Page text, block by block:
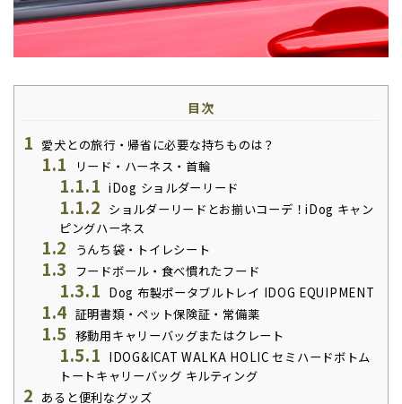
目次
1 愛犬との旅行・帰省に必要な持ちものは？
1.1 リード・ハーネス・首輪
1.1.1 iDog ショルダーリード
1.1.2 ショルダーリードとお揃いコーデ！iDog キャン
ピングハーネス
1.2 うんち袋・トイレシート
1.3 フードボール・食べ慣れたフード
1.3.1 Dog 布製ポータブルトレイ IDOG EQUIPMENT
1.4 証明書類・ペット保険証・常備薬
1.5 移動用キャリーバッグまたはクレート
1.5.1 IDOG&ICAT WALKA HOLIC セミハードボトム
トートキャリーバッグ キルティング
2 あると便利なグッズ